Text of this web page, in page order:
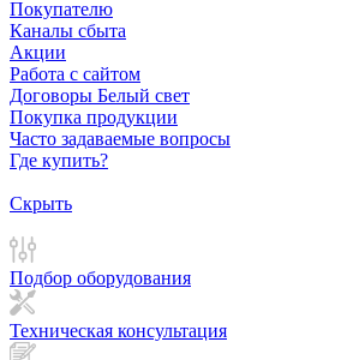
Покупателю
Каналы сбыта
Акции
Работа с сайтом
Договоры Белый свет
Покупка продукции
Часто задаваемые вопросы
Где купить?
Скрыть
Подбор оборудования
Техническая консультация